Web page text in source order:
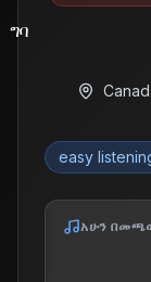
ግባ
easy
አሁን